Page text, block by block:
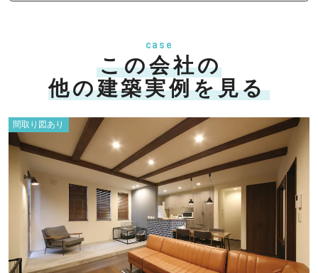
case
この会社の
他の建築実例を見る
間取り図あり